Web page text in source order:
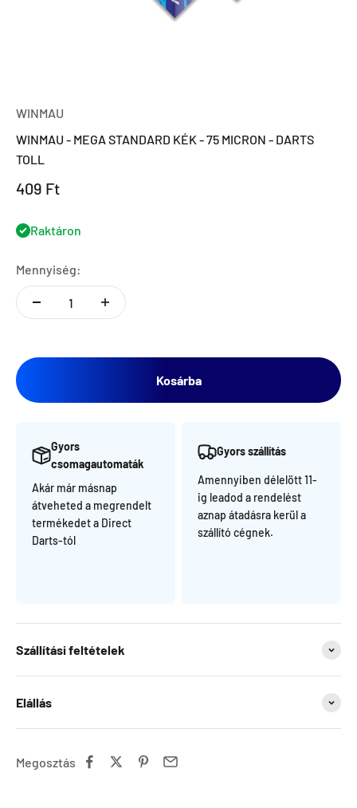
WINMAU
WINMAU - MEGA STANDARD KÉK - 75 MICRON - DARTS
TOLL
Eladási ár
409 Ft
Raktáron
Mennyiség:
Kosárba
Gyors
csomagautomaták
Akár már másnap
átveheted a megrendelt
termékedet a Direct
Darts-tól
Gyors szállítás
Amennyiben délelött 11-
ig leadod a rendelést
aznap átadásra kerül a
szállító cégnek.
Szállítási feltételek
Elállás
Megosztás